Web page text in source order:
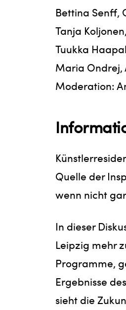
Bettina Senff,
Tanja
Tuukka
Maria Ondrej,
Moderation:
Quelle der
wenn nicht
In dieser
Leipzig mehr
Programme,
Ergebnisse
sieht die